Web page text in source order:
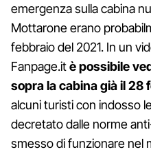
emergenza sulla cabina
Mottarone erano
febbraio del 2021. In un
Fanpage.itè possibile
sopra la cabina già il 28
alcuni turisti con indosso
decretato dalle norme
smesso di funzionare nel